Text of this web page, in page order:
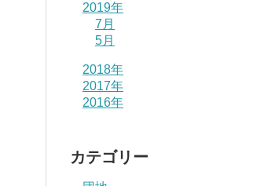
2019年
7月
5月
2018年
2017年
2016年
カテゴリー